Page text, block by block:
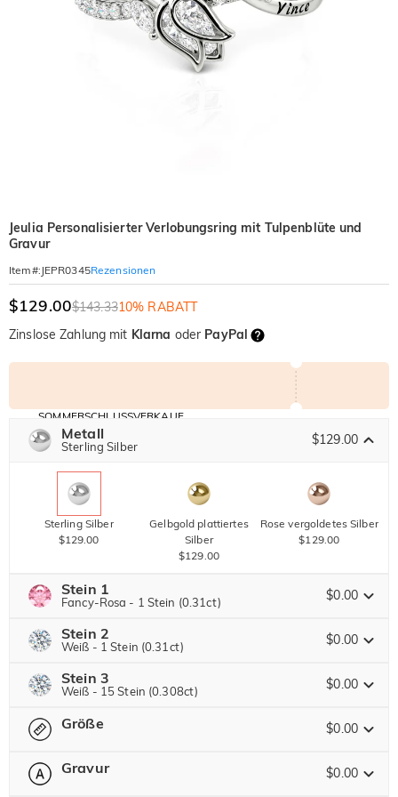
Jeulia Personalisierter Verlobungsring mit Tulpenblüte und
Gravur
Item#: JEPR0345Rezensionen
$129.00$143.3310% RABATT
Zinslose Zahlung mit Klarna oder PayPal
SOMMERSCHLUSSVERKAUF
10% RABATT
AUF ALLES
AUF DEN 2.
Metall
Sterling Silber $129.00
Sterling Silber
$129.00
Gelbgold plattiertes
Silber
$129.00
Rose vergoldetes Silber
$129.00
Stein 1
Fancy-Rosa - 1 Stein (0.31ct) $0.00
Jeulia Stein
$0.00
$0.00
Aquamarinblau
Stein 2
Weiß - 1 Stein (0.31ct) $0.00
Jeulia Stein
$0.00
$0.00
Stein 3
Weiß - 15 Stein (0.308ct) $0.00
Jeulia Stein
Größe $0.00
Bitte wählen Größentabelle
Gravur $0.00